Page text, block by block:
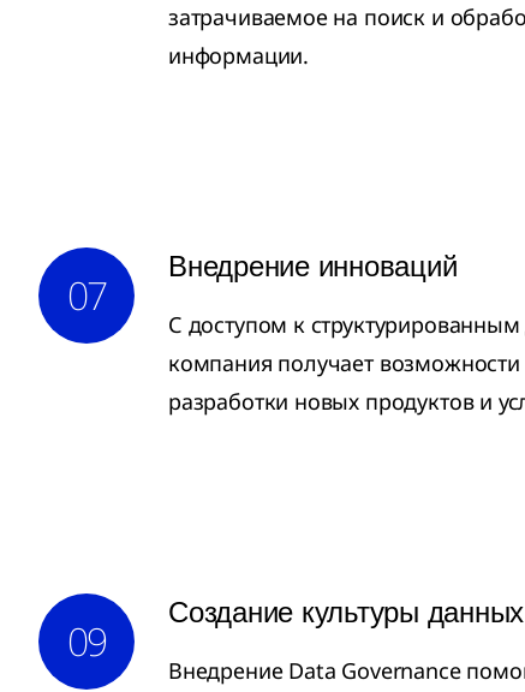
затрачиваемое на поиск и
информации.
07
Внедрение инноваций
С доступом к
компания получает возможности
разработки новых продуктов и
09
Создание культуры данных
Внедрение Data Governance